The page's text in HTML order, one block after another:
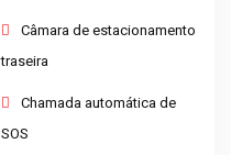
Câmara de estacionamento
traseira
Chamada automática de
SOS